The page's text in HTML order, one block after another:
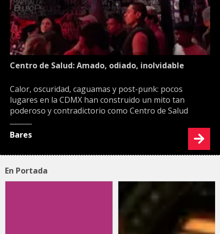
Centro de Salud: Amado, odiado, inolvidable
Calor, oscuridad, caguamas y post-punk: pocos
lugares en la CDMX han construido un mito tan
poderoso y contradictorio como Centro de Salud
Bares
En Portada